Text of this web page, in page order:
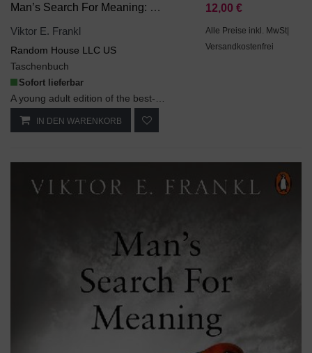
Man’s Search For Meaning: Young Adult Edition
Viktor E. Frankl
Random House LLC US
Taschenbuch
Sofort lieferbar
A young adult edition of the best-selling classic about the Holocaust and finding meaning in suff...
12,00 €
Alle Preise inkl. MwSt|
Versandkostenfrei
IN DEN WARENKORB